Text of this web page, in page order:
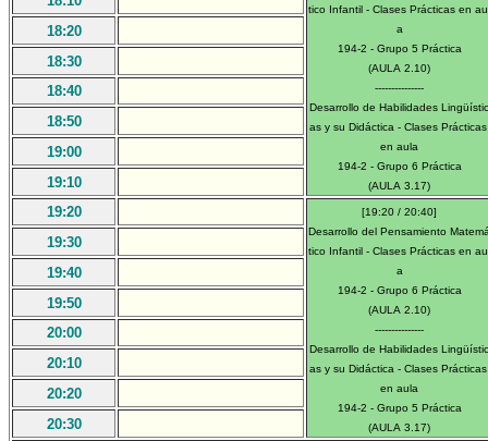
tico Infantil - Clases Prácticas en
a
194-2 - Grupo 5 Práctica
(AULA 2.10)
---------------
Desarrollo de Habilidades Lingüístic
as y su Didáctica - Clases
en aula
194-2 - Grupo 6 Práctica
(AULA 3.17)
18:20
18:30
18:40
18:50
19:00
19:10
19:20
[19:20 / 20:40]
Desarrollo del Pensamiento
tico Infantil - Clases Prácticas en
a
194-2 - Grupo 6 Práctica
(AULA 2.10)
---------------
Desarrollo de Habilidades Lingüístic
as y su Didáctica - Clases
en aula
194-2 - Grupo 5 Práctica
(AULA 3.17)
19:30
19:40
19:50
20:00
20:10
20:20
20:30